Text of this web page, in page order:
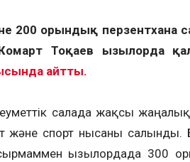
200 орындық перзентхана
Тоқаев Қызылорда
айтты.
салада жақсы
және спорт нысаны салынды.
Қызылордада 300